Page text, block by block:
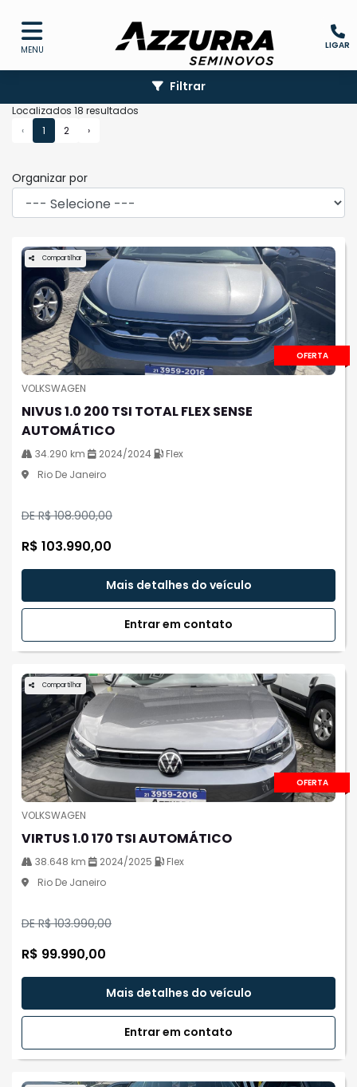
MENU LIGAR
Localizados 18 resultados
‹
1 2 ›
Filtrar
Organizar por
OFERTA
Compartilhar
VOLKSWAGEN
NIVUS 1.0 200 TSI TOTAL FLEX SENSE
AUTOMÁTICO
34.290 km 2024/2024
Flex
Rio De Janeiro
DE R$ 108.900,00
R$ 103.990,00
Mais detalhes do veículo
Entrar em contato
OFERTA
Compartilhar
VOLKSWAGEN
VIRTUS 1.0 170 TSI AUTOMÁTICO
38.648 km 2024/2025
Flex
Rio De Janeiro
DE R$ 103.990,00
R$ 99.990,00
Mais detalhes do veículo
Entrar em contato